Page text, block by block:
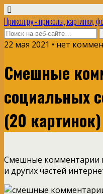
Прикол.ру - приколы, картинки,
22 мая 2021 • нет
Смешные
социальных
(20 картинок)
Смешные комментарии
и других частей